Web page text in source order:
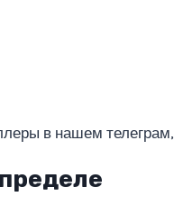
в нашем